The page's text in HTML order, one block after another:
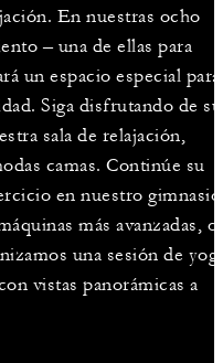
En nuestras ocho
– una de ellas para
un espacio especial
Siga disfrutando de su
sala de relajación,
camas. Continúe su
en nuestro
más avanzadas, o
una sesión de
vistas panorámicas a